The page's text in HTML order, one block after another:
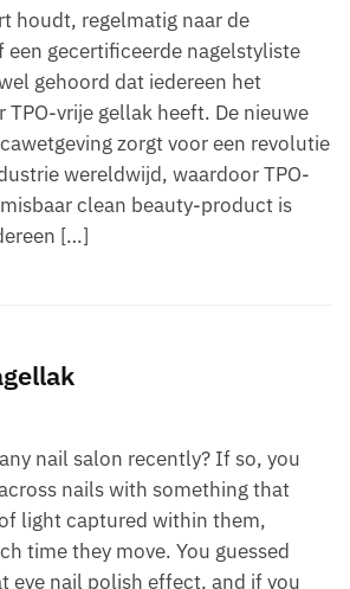
houdt, regelmatig naar de
een gecertificeerde nagelstyliste
gehoord dat iedereen het
TPO-vrije gellak heeft. De nieuwe
zorgt voor een revolutie
wereldwijd, waardoor TPO-
clean beauty-product is
[…]
nail salon recently? If so, you
nails with something that
light captured within them,
time they move. You guessed
eye nail polish effect, and if you